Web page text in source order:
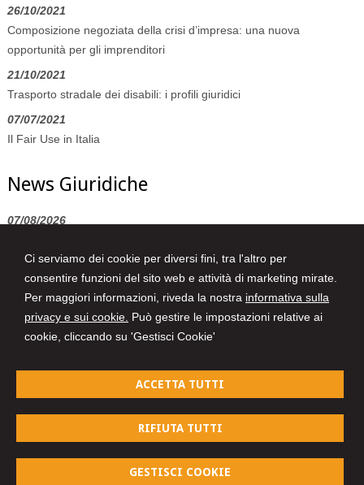
Ci serviamo dei cookie per diversi fini, tra l'altro per
consentire funzioni del sito web e attività di marketing mirate.
Per maggiori informazioni, riveda la nostra informativa sulla
privacy e sui cookie. Può gestire le impostazioni relative ai
cookie, cliccando su 'Gestisci Cookie'
ACCETTA TUTTI
RIFIUTA TUTTI
GESTISCI COOKIE
26/10/2021
Composizione negoziata della crisi d’impresa: una nuova
opportunità per gli imprenditori
21/10/2021
Trasporto stradale dei disabili: i profili giuridici
07/07/2021
Il Fair Use in Italia
News Giuridiche
07/08/2026
Made in Italy
07/08/2026
AI Act: ok definitivo ai decreti su governance e attività di polizia. Il
Cdm vara la riforma del sistema 231
Volo in ritardo o cancellato: la pronuncia del Giudice di Pace di